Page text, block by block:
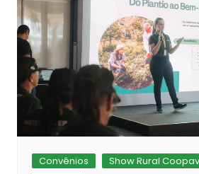
Convênios
Show Rural